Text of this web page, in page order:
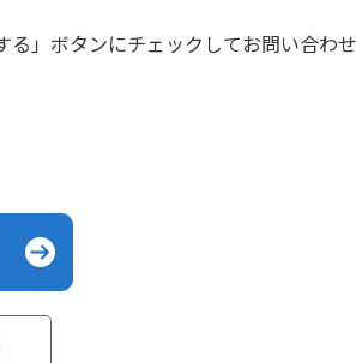
る」ボタンにチェックしてお問い合わ